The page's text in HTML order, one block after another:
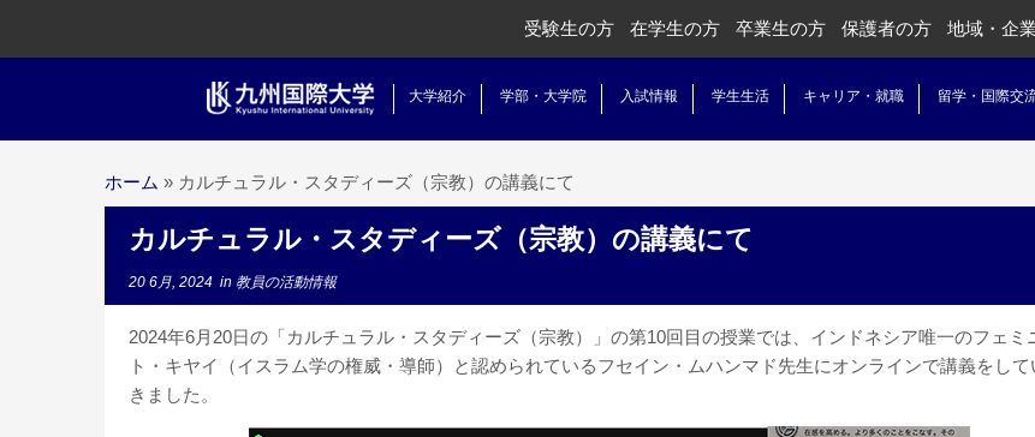
受験生の方 在学生の方 卒業生の方 保護者の方 地域・企
大学紹介 学部・大学院 入試情報 学生生活 キャリア・就職 留学・国際交
ホーム » カルチュラル・スタディーズ（宗教）の講義にて
カルチュラル・スタディーズ（宗教）の講義にて
20 6月, 2024 in 教員の活動情報
2024年6月20日の「カルチュラル・スタディーズ（宗教）」の第10回目の授業では、インドネシア唯一のフェミ
ト・キヤイ（イスラム学の権威・導師）と認められているフセイン・ムハンマド先生にオンラインで講義をして
きました。